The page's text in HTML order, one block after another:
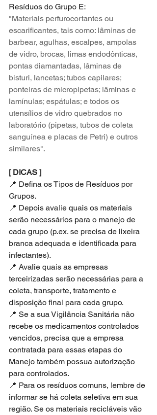
Resíduos do Grupo E:
"Materiais perfurocortantes ou
escarificantes, tais como: lâminas de
barbear, agulhas, escalpes, ampolas
de vidro, brocas, limas endodônticas,
pontas diamantadas, lâminas de
bisturi, lancetas; tubos capilares;
ponteiras de micropipetas; lâminas e
lamínulas; espátulas; e todos os
utensílios de vidro quebrados no
laboratório (pipetas, tubos de coleta
sanguínea e placas de Petri) e outros
similares".
[ DICAS ]
📍 Defina os Tipos de Resíduos por
Grupos.
📍 Depois avalie quais os materiais
serão necessários para o manejo de
cada grupo (p.ex. se precisa de lixeira
branca adequada e identificada para
infectantes).
📍 Avalie quais as empresas
terceirizadas serão necessárias para a
coleta, transporte, tratamento e
disposição final para cada grupo.
📍 Se a sua Vigilância Sanitária não
recebe os medicamentos controlados
vencidos, precisa que a empresa
contratada para essas etapas do
Manejo também possua autorização
para controlados.
📍 Para os resíduos comuns, lembre de
informar se há coleta seletiva em sua
região. Se os materiais recicláveis vão